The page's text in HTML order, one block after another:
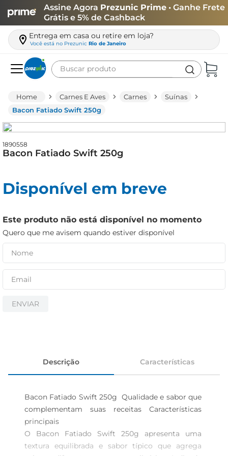
Assine Agora Prezunic Prime • Ganhe Frete
Grátis e 5% de Cashback
Entrega em casa ou retire em loja?
Você está no Prezunic Rio de Janeiro
Buscar produto
Carnes E Aves Carnes
Suínas
Bacon Fatiado Swift 250g
1890558
Bacon Fatiado Swift 250g
Disponível em breve
Este produto não está disponível no momento
Quero que me avisem quando estiver disponível
ENVIAR
Descrição Características
Bacon Fatiado Swift 250g  Qualidade e sabor que
complementam suas receitas Características
principais
O Bacon Fatiado Swift 250g apresenta uma
textura equilibrada e sabor típico que agrega
leite
queijo
azeite
iogurte
papel higiênico